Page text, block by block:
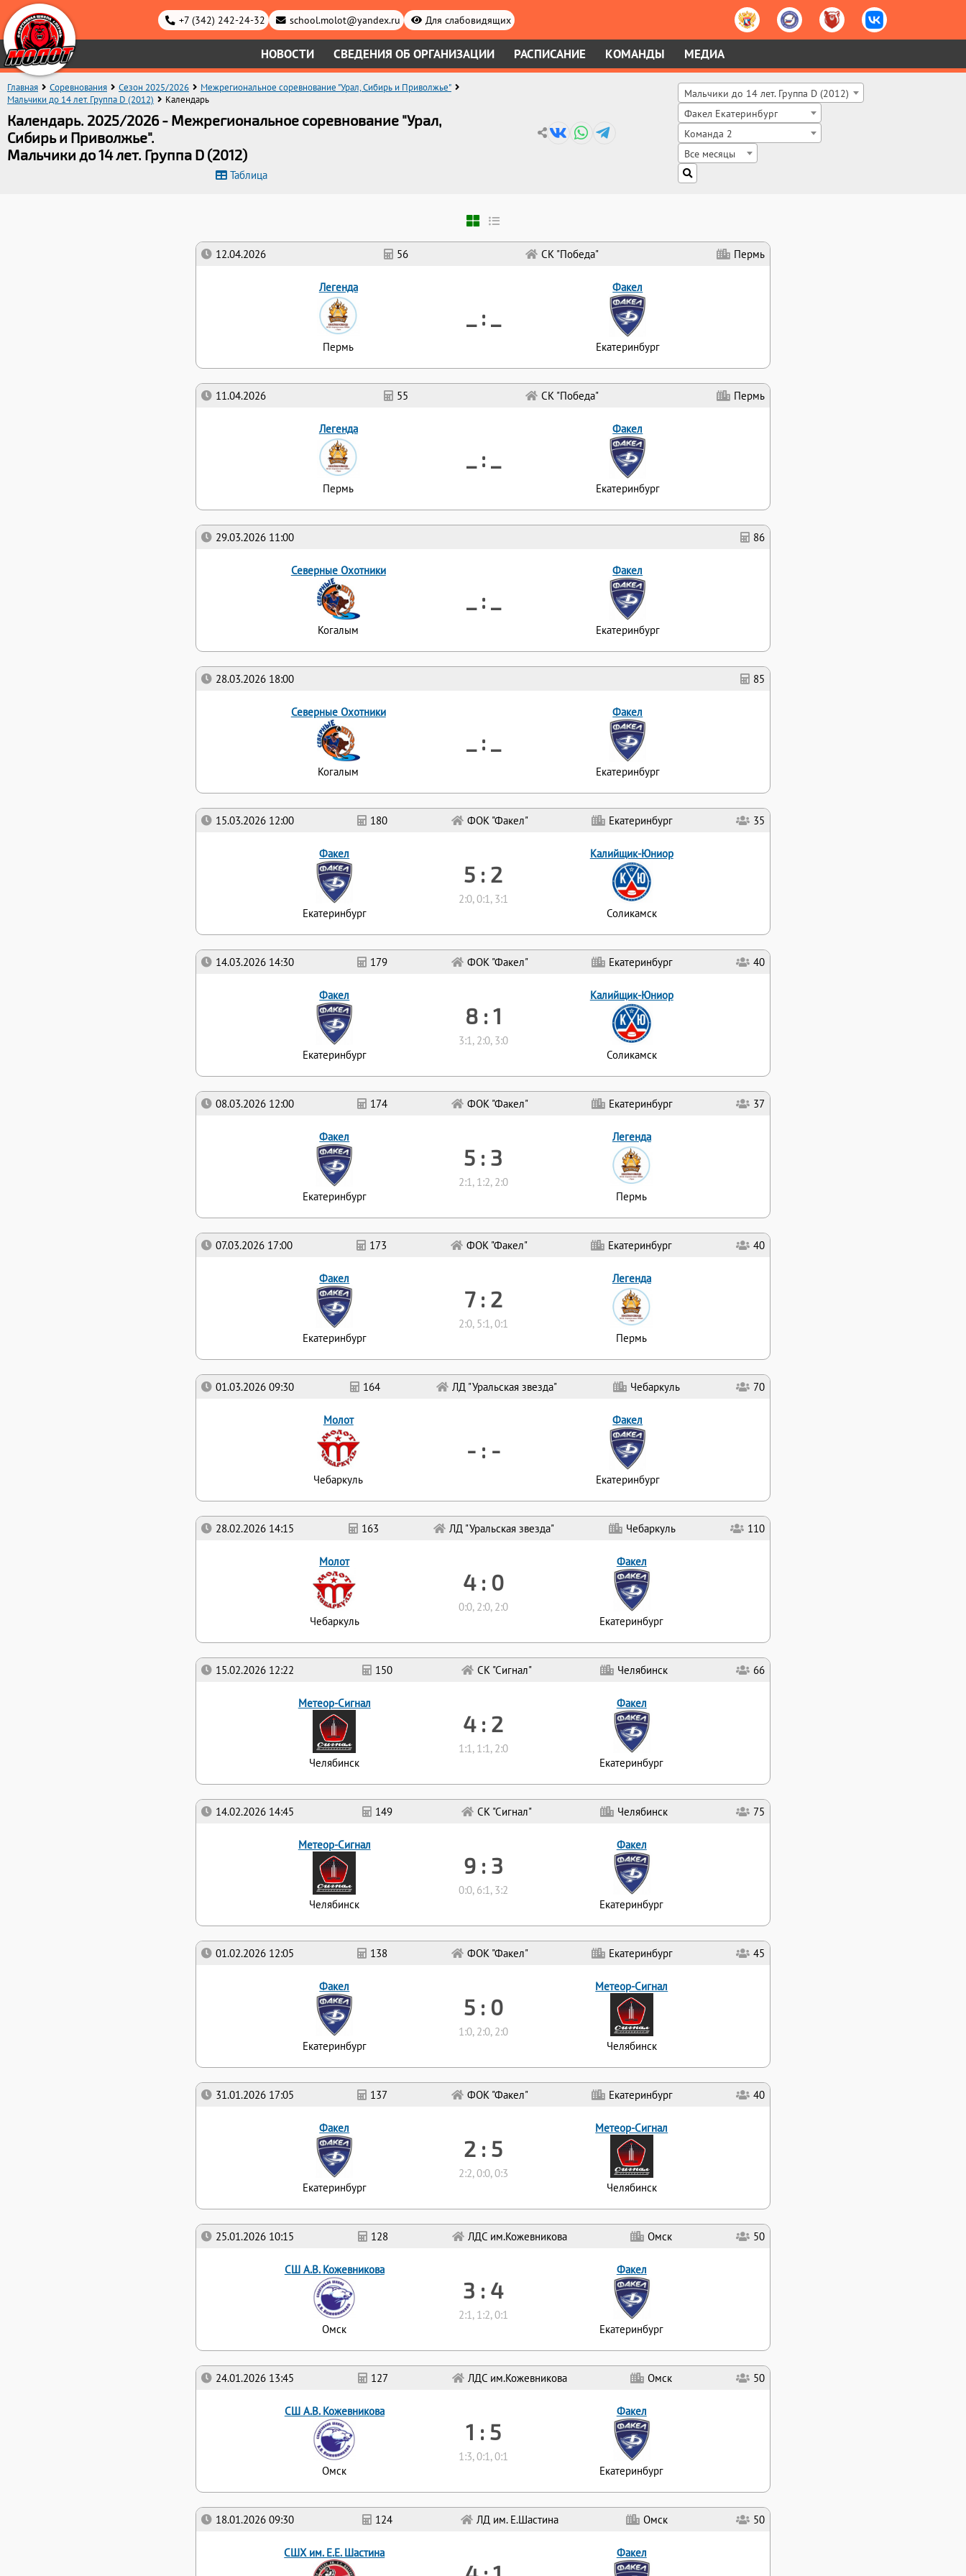
+7 (342) 242-24-32 school.molot@yandex.ru Для слабовидящих
НОВОСТИ СВЕДЕНИЯ ОБ ОРГАНИЗАЦИИ РАСПИСАНИЕ КОМАНДЫ МЕДИА
Главная Соревнования Сезон 2025/2026
Межрегиональное соревнование "Урал, Сибирь и Приволжье"
Мальчики до 14 лет. Группа D (2012)
Календарь
Календарь. 2025/2026 - Межрегиональное соревнование "Урал,
Сибирь и Приволжье".
Мальчики до 14 лет. Группа D (2012)
Таблица
Мальчики до 14 лет. Группа D (2012)
Факел Екатеринбург
Команда 2
Все месяцы
18.01.2026 09:30 124 ЛД им. Е.Шастина Омск 50
СШХ им. Е.Е. Шастина Факел
24.01.2026 13:45 127 ЛДС им.Кожевникова Омск 50
СШ А.В. Кожевникова
Омск
1 : 5
1:3, 0:1, 0:1
Факел
Екатеринбург
25.01.2026 10:15 128 ЛДС им.Кожевникова Омск 50
СШ А.В. Кожевникова
Омск
3 : 4
2:1, 1:2, 0:1
Факел
Екатеринбург
31.01.2026 17:05 137 ФОК "Факел" Екатеринбург 40
Факел
Екатеринбург
2 : 5
2:2, 0:0, 0:3
Метеор-Сигнал
Челябинск
01.02.2026 12:05 138 ФОК "Факел" Екатеринбург 45
Факел
Екатеринбург
5 : 0
1:0, 2:0, 2:0
Метеор-Сигнал
Челябинск
14.02.2026 14:45 149 СК "Сигнал" Челябинск 75
Метеор-Сигнал
Челябинск
9 : 3
0:0, 6:1, 3:2
Факел
Екатеринбург
15.02.2026 12:22 150 СК "Сигнал" Челябинск 66
Метеор-Сигнал
Челябинск
4 : 2
1:1, 1:1, 2:0
Факел
Екатеринбург
28.02.2026 14:15 163 ЛД "Уральская звезда" Чебаркуль 110
Молот
Чебаркуль
4 : 0
0:0, 2:0, 2:0
Факел
Екатеринбург
01.03.2026 09:30 164 ЛД "Уральская звезда" Чебаркуль 70
Молот
Чебаркуль
- : -
Факел
Екатеринбург
07.03.2026 17:00 173 ФОК "Факел" Екатеринбург 40
Факел
Екатеринбург
7 : 2
2:0, 5:1, 0:1
Легенда
Пермь
08.03.2026 12:00 174 ФОК "Факел" Екатеринбург 37
Факел
Екатеринбург
5 : 3
2:1, 1:2, 2:0
Легенда
Пермь
14.03.2026 14:30 179 ФОК "Факел" Екатеринбург 40
Факел
Екатеринбург
8 : 1
3:1, 2:0, 3:0
Калийщик-Юниор
Соликамск
15.03.2026 12:00 180 ФОК "Факел" Екатеринбург 35
Факел
Екатеринбург
5 : 2
2:0, 0:1, 3:1
Калийщик-Юниор
Соликамск
28.03.2026 18:00 85
Северные Охотники
Когалым
_ : _
Факел
Екатеринбург
29.03.2026 11:00 86
Северные Охотники
Когалым
_ : _
Факел
Екатеринбург
11.04.2026 55 СК "Победа" Пермь
Легенда
Пермь
_ : _
Факел
Екатеринбург
12.04.2026 56 СК "Победа" Пермь
Легенда
Пермь
_ : _
Факел
Екатеринбург